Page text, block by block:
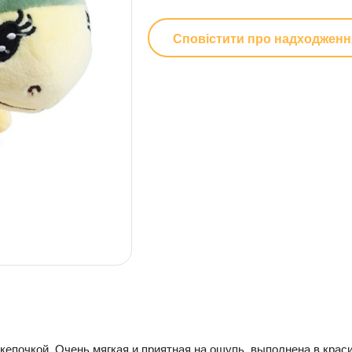
Сповістити про
Очень мягкая и приятная на ощупь, выполнена в